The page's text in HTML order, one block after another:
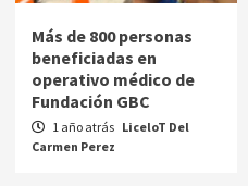
Más de 800 personas
beneficiadas en
operativo médico de
Fundación GBC
1 año atrás LiceloT Del
Carmen Perez